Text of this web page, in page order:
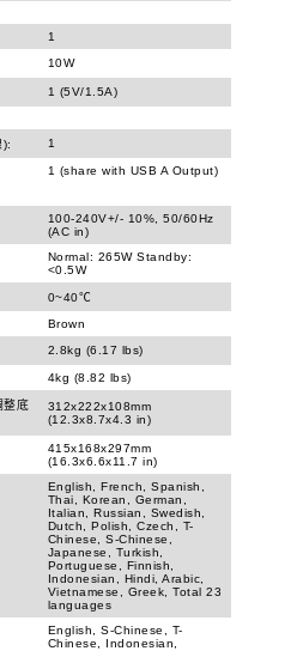
1
10W
1 (5V/1.5A)
): 1
1 (share with USB A Output)
100-240V+/- 10%, 50/60Hz
(AC in)
Normal: 265W Standby:
<0.5W
0~40℃
Brown
2.8kg (6.17 lbs)
4kg (8.82 lbs)
整底
312x222x108mm
(12.3x8.7x4.3 in)
415x168x297mm
(16.3x6.6x11.7 in)
English, French, Spanish,
Thai, Korean, German,
Italian, Russian, Swedish,
Dutch, Polish, Czech, T-
Chinese, S-Chinese,
Japanese, Turkish,
Portuguese, Finnish,
Indonesian, Hindi, Arabic,
Vietnamese, Greek, Total 23
languages
English, S-Chinese, T-
Chinese, Indonesian,